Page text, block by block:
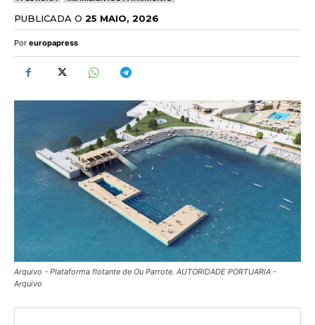
PUBLICADA O 25 MAIO, 2026
Por europapress
Arquivo - Plataforma flotante de Ou Parrote. AUTORIDADE PORTUARIA -
Arquivo